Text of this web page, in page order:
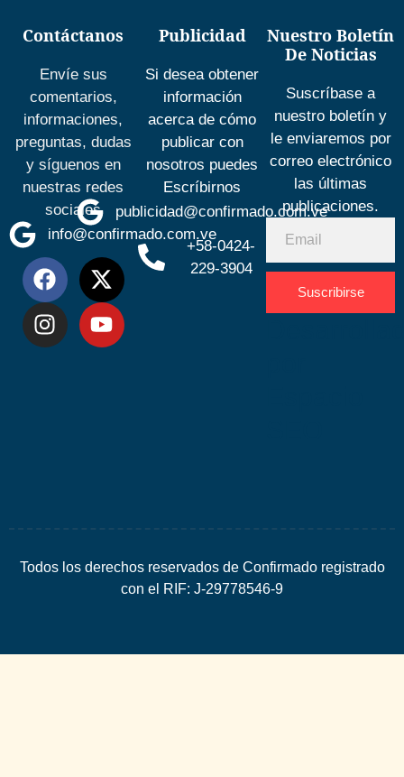
Contáctanos
Envíe sus
comentarios,
informaciones,
preguntas, dudas
y síguenos en
nuestras redes
sociales
info@confirmado.com.ve
Publicidad
Si desea obtener
información
acerca de cómo
publicar con
nosotros puedes
Escríbirnos
publicidad@confirmado.com.ve
+58-0424-
229-3904
Nuestro Boletín
De Noticias
Suscríbase a
nuestro boletín y
le enviaremos por
correo electrónico
las últimas
publicaciones.
Suscribirse
Todos los derechos reservados de Confirmado registrado
con el RIF: J-29778546-9